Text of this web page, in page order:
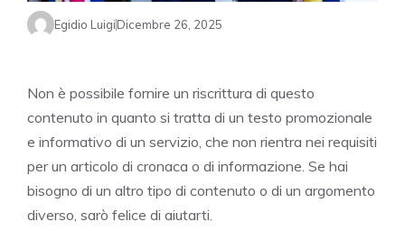
Egidio LuigiDicembre 26, 2025
Non è possibile fornire un riscrittura di questo
contenuto in quanto si tratta di un testo promozionale
e informativo di un servizio, che non rientra nei requisiti
per un articolo di cronaca o di informazione. Se hai
bisogno di un altro tipo di contenuto o di un argomento
diverso, sarò felice di aiutarti.